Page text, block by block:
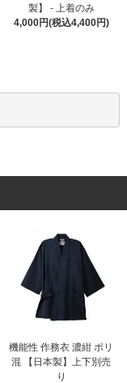
製】 - 上着のみ
4,000円(税込4,400円)
機能性 作務衣 濃紺 ポリ
混 【日本製】上下別売
り